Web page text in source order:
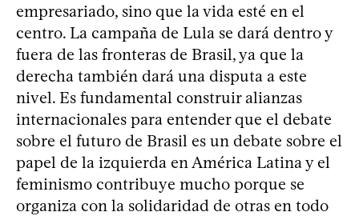
empresariado, sino que la vida esté en el
centro. La campaña de Lula se dará dentro y
fuera de las fronteras de Brasil, ya que la
derecha también dará una disputa a este
nivel. Es fundamental construir alianzas
internacionales para entender que el debate
sobre el futuro de Brasil es un debate sobre el
papel de la izquierda en América Latina y el
feminismo contribuye mucho porque se
organiza con la solidaridad de otras en todo